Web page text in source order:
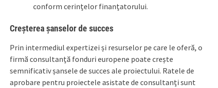
conform cerințelor finanțatorului.
Creșterea șanselor de succes
Prin intermediul expertizei și resurselor pe care le oferă, o
firmă consultanță fonduri europene poate crește
semnificativ șansele de succes ale proiectului. Ratele de
aprobare pentru proiectele asistate de consultanți sunt